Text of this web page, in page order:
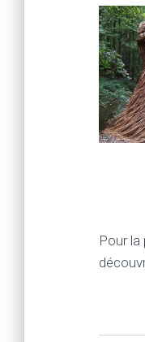
Pour